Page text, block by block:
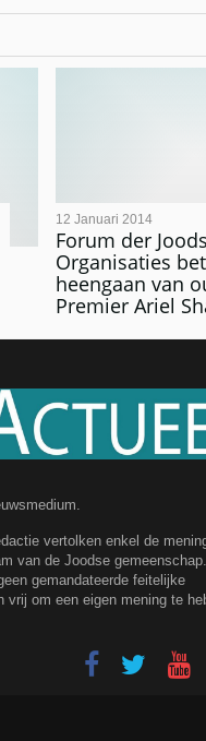
Forum der
Organisaties
heengaan van
Premier Ariel
12 Januari 2014
vertolken enkel de
van de Joodse
gemandateerde feitelijke
vrij om een eigen mening te